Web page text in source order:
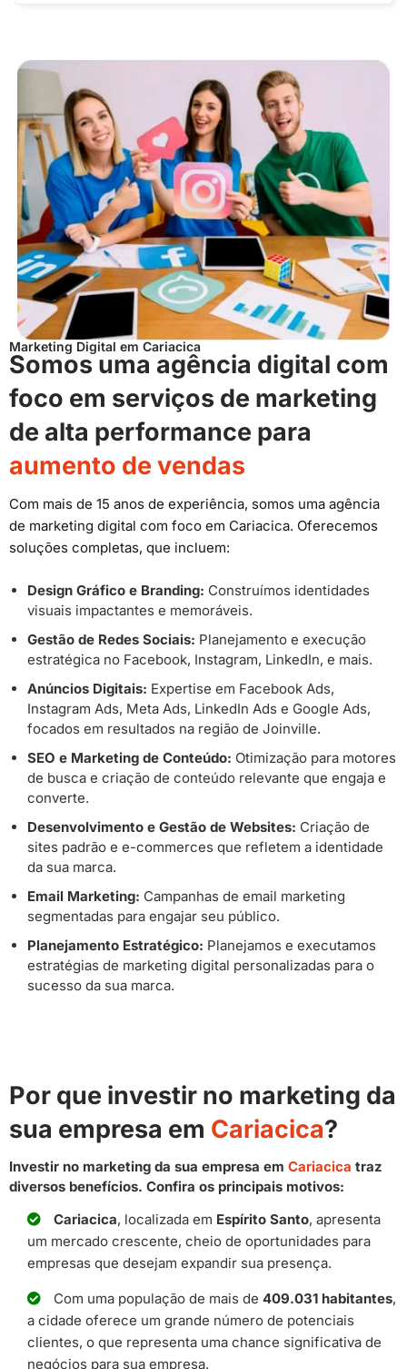
Marketing Digital em Cariacica
Somos uma agência digital com
foco em serviços de marketing
de alta performance para
aumento de vendas
Com mais de 15 anos de experiência, somos uma agência
de marketing digital com foco em Cariacica. Oferecemos
soluções completas, que incluem:
Design Gráfico e Branding: Construímos identidades
visuais impactantes e memoráveis.
Gestão de Redes Sociais: Planejamento e execução
estratégica no Facebook, Instagram, LinkedIn, e mais.
Anúncios Digitais: Expertise em Facebook Ads,
Instagram Ads, Meta Ads, LinkedIn Ads e Google Ads,
focados em resultados na região de Joinville.
SEO e Marketing de Conteúdo: Otimização para motores
de busca e criação de conteúdo relevante que engaja e
converte.
Desenvolvimento e Gestão de Websites: Criação de
sites padrão e e-commerces que refletem a identidade
da sua marca.
Email Marketing: Campanhas de email marketing
segmentadas para engajar seu público.
Planejamento Estratégico: Planejamos e executamos
estratégias de marketing digital personalizadas para o
sucesso da sua marca.
Por que investir no marketing da
sua empresa em Cariacica?
Investir no marketing da sua empresa em Cariacica traz
diversos benefícios. Confira os principais motivos:
Cariacica, localizada em Espírito Santo, apresenta
um mercado crescente, cheio de oportunidades para
empresas que desejam expandir sua presença.
Com uma população de mais de 409.031 habitantes,
a cidade oferece um grande número de potenciais
clientes, o que representa uma chance significativa de
negócios para sua empresa.